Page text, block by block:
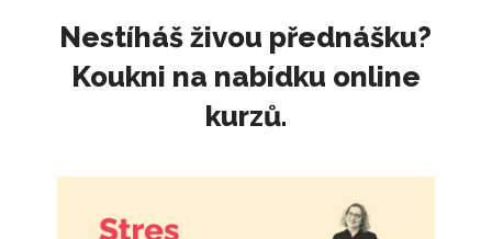
Nestíháš živou přednášku?
Koukni na nabídku online
kurzů.